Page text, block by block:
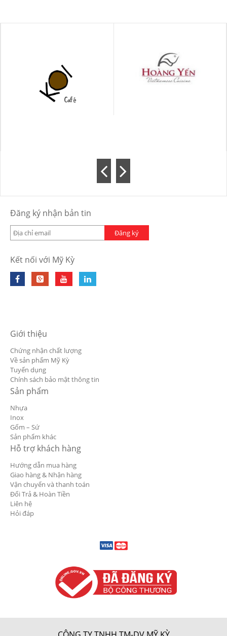
Đăng ký nhận bản tin
Đăng ký
Kết nối với Mỹ Kỳ
Giới thiệu
Chứng nhận chất lượng
Về sản phẩm Mỹ Kỳ
Tuyển dụng
Chính sách bảo mật thông tin
Sản phẩm
Nhựa
Inox
Gốm – Sứ
Sản phẩm khác
Hỗ trợ khách hàng
Hướng dẫn mua hàng
Giao hàng & Nhận hàng
Vận chuyển và thanh toán
Đổi Trả & Hoàn Tiền
Liên hệ
Hỏi đáp